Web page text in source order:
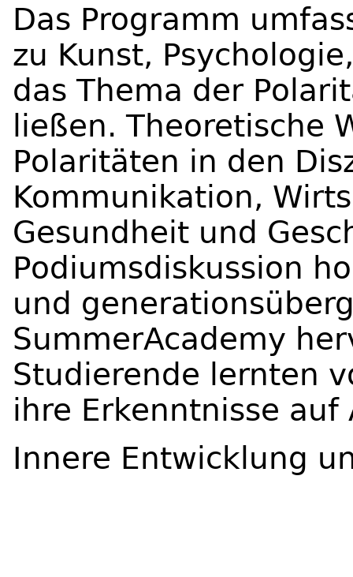
Das Programm
zu Kunst,
das Thema der
ließen. Theoretische
Polaritäten in den
Kommunikation,
Gesundheit und
Podiumsdiskussion
und
SummerAcademy
Studierende lernten
ihre Erkenntnisse auf
Innere Entwicklung